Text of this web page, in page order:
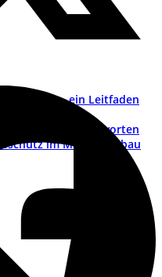
erstellen – ein Leitfaden
Fragen und Antworten
im Maschinenbau